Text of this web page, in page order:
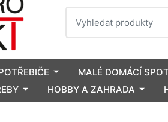
MALÉ DOMÁCÍ
HOBBY A ZAHRADA